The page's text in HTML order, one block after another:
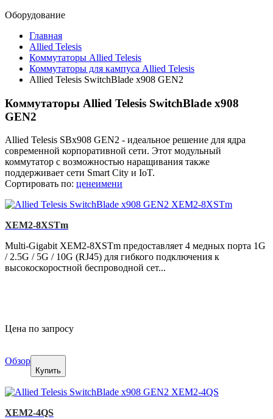
Оборудование
Главная
Allied Telesis
Коммутаторы Allied Telesis
Коммутаторы для кампуса Allied Telesis
Allied Telesis SwitchBlade x908 GEN2
Коммутаторы Allied Telesis SwitchBlade x908
GEN2
Allied Telesis SBx908 GEN2 - идеальное решение для ядра
современной корпоративной сети. Этот модульный
коммутатор с возможностью наращивания также
поддерживает сети Smart City и IoT.
Сортировать по: ценеимени
XEM2-8XSTm
Multi-Gigabit XEM2-8XSTm предоставляет 4 медных порта 1G
/ 2.5G / 5G / 10G (RJ45) для гибкого подключения к
высокоскоростной беспроводной сет...
Цена по запросу
Обзор
Купить
XEM2-4QS